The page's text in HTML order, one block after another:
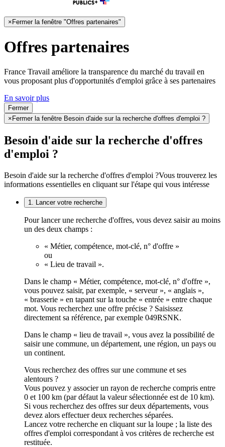
× Fermer la fenêtre "Offres partenaires"
Offres partenaires
France Travail améliore la transparence du marché du travail en
vous proposant plus d'opportunités d'emploi grâce à ses partenaires
En savoir plus
Fermer
× Fermer la fenêtre Besoin d'aide sur la recherche d'offres d'emploi ?
Besoin d'aide sur la recherche d'offres
d'emploi ?
Besoin d'aide sur la recherche d'offres d'emploi ?Vous trouverez les
informations essentielles en cliquant sur l'étape qui vous intéresse
1. Lancer votre recherche
Pour lancer une recherche d'offres, vous devez saisir au moins
un des deux champs :
« Métier, compétence, mot-clé, n° d'offre »
ou
« Lieu de travail ».
Dans le champ « Métier, compétence, mot-clé, n° d'offre »,
vous pouvez saisir, par exemple, « serveur », « anglais »,
« brasserie » en tapant sur la touche « entrée » entre chaque
mot. Vous recherchez une offre précise ? Saisissez
directement sa référence, par exemple 049RSNK.
Dans le champ « lieu de travail », vous avez la possibilité de
saisir une commune, un département, une région, un pays ou
un continent.
Vous recherchez des offres sur une commune et ses
alentours ?
Vous pouvez y associer un rayon de recherche compris entre
0 et 100 km (par défaut la valeur sélectionnée est de 10 km).
Si vous recherchez des offres sur deux départements, vous
devez alors effectuer deux recherches séparées.
Lancez votre recherche en cliquant sur la loupe ; la liste des
offres d'emploi correspondant à vos critères de recherche est
restituée.